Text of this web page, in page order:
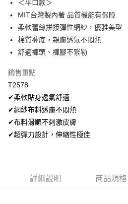
街口支付
悠遊付
全盈+PAY
大哥付你分期
相關說明
【大哥付你分期使用說明】
1.本服務由台灣大哥大提供，台灣大哥大用
2.付款方式選擇「大哥付你分期」，訂單成
流程，驗證手機門號後，選擇欲分期的期數
成交易。
【繳款方式說明】
【關於「AFTEE先享後付」】
AFTEE先享後付是「在收到商品之後才付款
Hami Point
貨到付款
＜平口款＞
MIT台灣製內著 品質機能有保障
柔軟蕾絲拼接彈性網紗，優雅美型
棉質褲底，親膚透氣不悶熱
舒適褲頭、褲腳不緊勒
銷售重點
T2578
✔柔軟貼身透氣舒適
✔網紗布料透膚不悶熱
✔布料滑順不刺激皮膚
✔超彈力設計，伸縮性極佳
詳細說明 商品規格